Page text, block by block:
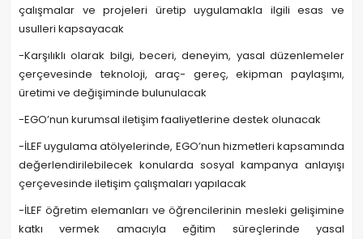
çalışmalar ve projeleri üretip uygulamakla ilgili esas ve
usulleri kapsayacak
-Karşılıklı olarak bilgi, beceri, deneyim, yasal düzenlemeler
çerçevesinde teknoloji, araç- gereç, ekipman paylaşımı,
üretimi ve değişiminde bulunulacak
-EGO’nun kurumsal iletişim faaliyetlerine destek olunacak
-İLEF uygulama atölyelerinde, EGO’nun hizmetleri kapsamında
değerlendirilebilecek konularda sosyal kampanya anlayışı
çerçevesinde iletişim çalışmaları yapılacak
-İLEF öğretim elemanları ve öğrencilerinin mesleki gelişimine
katkı vermek amacıyla eğitim süreçlerinde yasal